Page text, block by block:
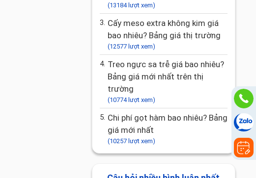
(13184 lượt xem)
3. Cấy meso extra không kim giá
bao nhiêu? Bảng giá thị trường
(12577 lượt xem)
4. Treo ngực sa trễ giá bao nhiêu?
Bảng giá mới nhất trên thị
trường
(10774 lượt xem)
5. Chi phí gọt hàm bao nhiêu? Bảng
giá mới nhất
(10257 lượt xem)